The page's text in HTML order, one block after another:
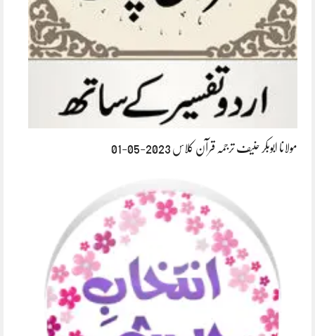
مولانا ابوبکر حنیف ترجمہ قرآن کلاس 2023-05-01